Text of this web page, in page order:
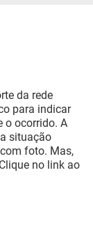
da rede
para indicar
o ocorrido. A
situação
foto. Mas,
no link ao